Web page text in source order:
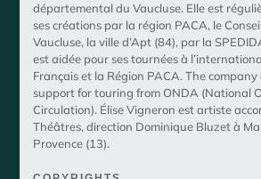
départemental du Vaucluse. Elle est
ses créations par la région PACA, le
Vaucluse, la ville d’Apt (84), par la
est aidée pour ses tournées à
Français et la Région PACA. The company
support for touring from ONDA (National
Circulation). Élise Vigneron est artiste
Théâtres, direction Dominique Bluzet à
Provence (13).